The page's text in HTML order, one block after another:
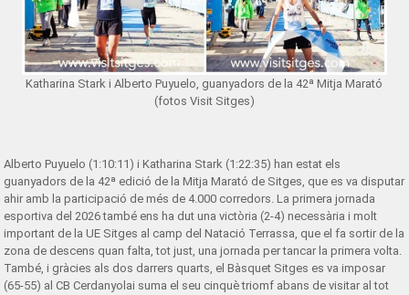
Katharina Stark i Alberto Puyuelo, guanyadors de la 42ª Mitja Marató
(fotos Visit Sitges)
Alberto Puyuelo (1:10:11) i Katharina Stark (1:22:35) han estat els
guanyadors de la 42ª edició de la Mitja Marató de Sitges, que es va disputar
ahir amb la participació de més de 4.000 corredors. La primera jornada
esportiva del 2026 també ens ha dut una victòria (2-4) necessària i molt
important de la UE Sitges al camp del Natació Terrassa, que el fa sortir de la
zona de descens quan falta, tot just, una jornada per tancar la primera volta.
També, i gràcies als dos darrers quarts, el Bàsquet Sitges es va imposar
(65-55) al CB Cerdanyolai suma el seu cinquè triomf abans de visitar al tot